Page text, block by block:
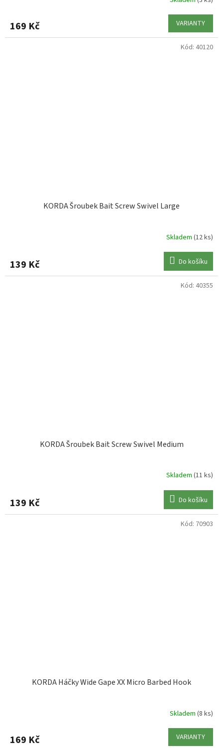
169 Kč VARIANTY
KORDA Šroubek Bait Screw Swivel Large
Skladem (12 ks)
139 Kč Do košíku
Kód: 40120
KORDA Šroubek Bait Screw Swivel Medium
Skladem (11 ks)
139 Kč Do košíku
Kód: 40355
KORDA Háčky Wide Gape XX Micro Barbed Hook
Skladem (8 ks)
169 Kč VARIANTY
Kód: 70903